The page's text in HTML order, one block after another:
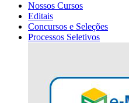
Nossos Cursos
Editais
Concursos e Seleções
Processos Seletivos